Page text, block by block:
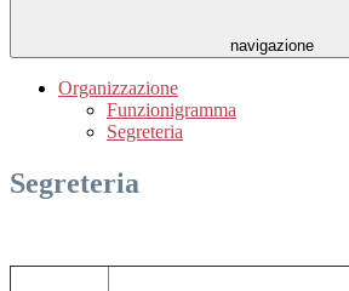
navigazione
Organizzazione
Funzionigramma
Segreteria
Segreteria